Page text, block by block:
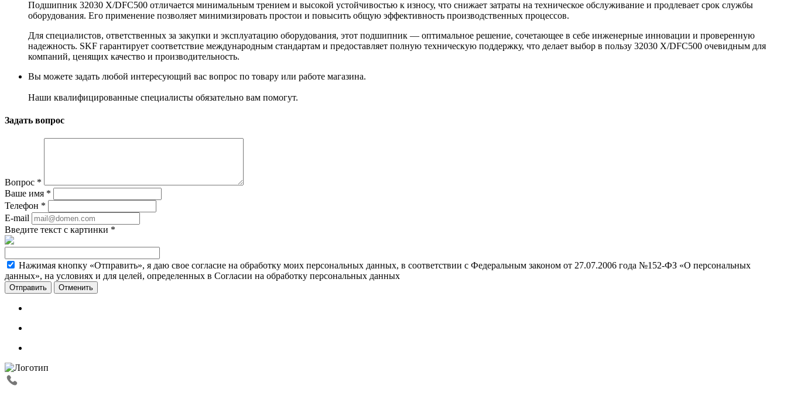
Подшипник 32030 X/DFC500 отличается минимальным трением и высокой устойчивостью к износу, что снижает затраты на техническое обслуживание и продлевает срок службы
оборудования. Его применение позволяет минимизировать простои и повысить общую эффективность производственных процессов.
Для специалистов, ответственных за закупки и эксплуатацию оборудования, этот подшипник — оптимальное решение, сочетающее в себе инженерные инновации и проверенную
надежность. SKF гарантирует соответствие международным стандартам и предоставляет полную техническую поддержку, что делает выбор в пользу 32030 X/DFC500 очевидным для
компаний, ценящих качество и производительность.
Вы можете задать любой интересующий вас вопрос по товару или работе магазина.
Наши квалифицированные специалисты обязательно вам помогут.
Задать вопрос
Вопрос *
Ваше имя *
Телефон *
E-mail
Введите текст с картинки *
Нажимая кнопку «Отправить», я даю свое согласие на обработку моих персональных данных, в соответствии с Федеральным законом от 27.07.2006 года №152-ФЗ «О персональных
данных», на условиях и для целей, определенных в Согласии на обработку персональных данных
Отменить